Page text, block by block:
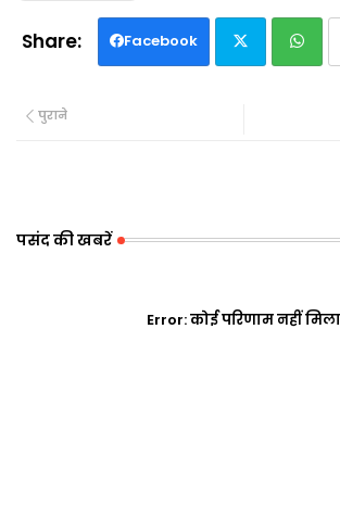
Facebook
पुराने
पसंद की खबरें
Error:कोई परिणाम नहीं मिला